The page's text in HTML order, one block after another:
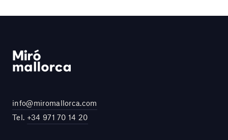
info@miromallorca.com
Tel. +34 971 70 14 20